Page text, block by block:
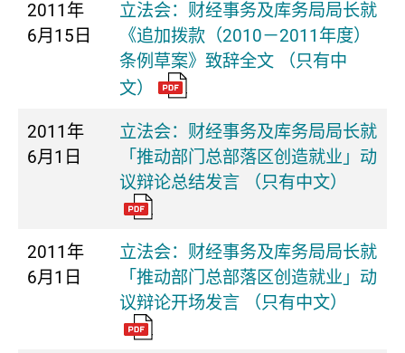
2011年
6月15日
立法会：财经事务及库务局局长就
《追加拨款（2010－2011年度）
条例草案》致辞全文 （只有中
文）
2011年
6月1日
立法会：财经事务及库务局局长就
「推动部门总部落区创造就业」动
议辩论总结发言 （只有中文）
2011年
6月1日
立法会：财经事务及库务局局长就
「推动部门总部落区创造就业」动
议辩论开场发言 （只有中文）